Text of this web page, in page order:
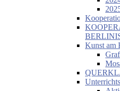
Kunst am